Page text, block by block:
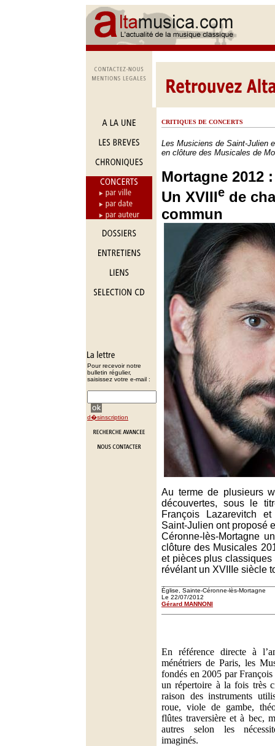
Pour recevoir notre
bulletin régulier,
saisissez votre e-mail :
d�sinscription
CRITIQUES DE CONCERTS
Les Musiciens de Saint-Julien
en clôture des Musicales de
Mortagne 2012 :
Un XVIIIe de
commun
Au terme de plusieurs
découvertes, sous le
François Lazarevitch
Saint-Julien ont proposé
Céronne-lès-Mortagne
clôture des Musicales
et pièces plus
révélant un XVIIIe siècle
Église, Sainte-Céronne-lès-Mortagne
Le 22/07/2012
Gérard MANNONI
En référence directe à
ménétriers de Paris, les
fondés en 2005 par
un répertoire à la fois très
raison des instruments
roue, viole de gambe,
flûtes traversière et à bec,
autres selon les
imaginés.